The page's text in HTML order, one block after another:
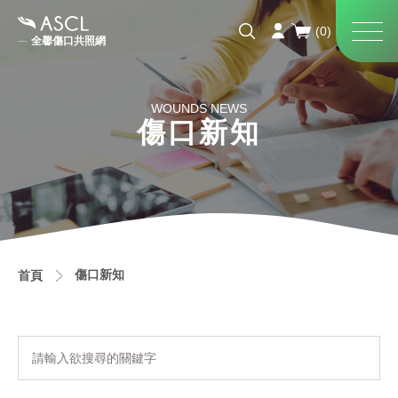
全馨傷口共照網
WOUNDS NEWS
傷口新知
首頁 傷口新知